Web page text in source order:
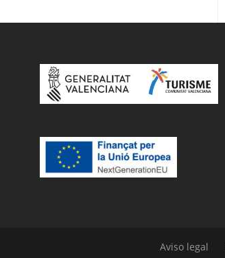
Aviso legal